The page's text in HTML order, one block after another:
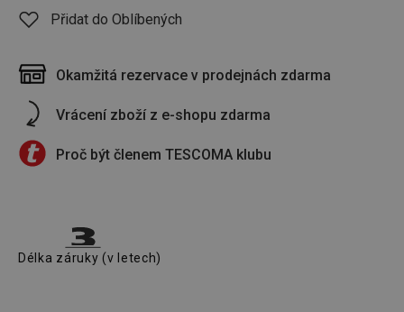
Přidat do Oblíbených
Okamžitá rezervace v prodejnách zdarma
Vrácení zboží z e-shopu zdarma
Proč být členem TESCOMA klubu
Délka záruky (v letech)